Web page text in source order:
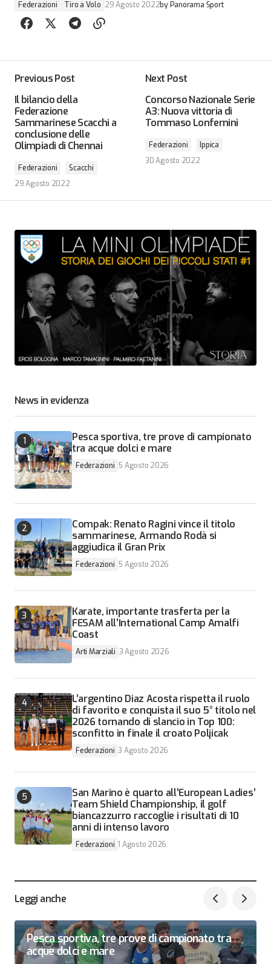
Federazioni Tiro a Volo 29 Agosto 2022byPanorama Sport
Previous Post
Il bilancio della
Federazione
Sammarinese Scacchi a
conclusione delle
Olimpiadi di Chennai
Federazioni
Scacchi
29 Agosto 2022
Next Post
Concorso Nazionale Serie
A3: Nuova vittoria di
Tommaso Lonfernini
Federazioni
Ippica
30 Agosto 2022
News in evidenza
Pesca sportiva, tre prove di campionato
tra acque dolci e mare
Federazioni 5 Agosto 2026
Compak: Renato Ragini vince il titolo
sammarinese, Armando Rodà si
aggiudica il Gran Prix
Federazioni 5 Agosto 2026
Karate, importante trasferta per la
FESAM all’International Camp Amalfi
Coast
Arti Marziali 3 Agosto 2026
L’argentino Diaz Acosta rispetta il ruolo
di favorito e conquista il suo 5° titolo nel
2026 tornando di slancio in Top 100:
sconfitto in finale il croato Poljicak
Federazioni 3 Agosto 2026
San Marino è quarto all’European Ladies’
Team Shield Championship, il golf
biancazzurro raccoglie i risultati di 10
anni di intenso lavoro
Federazioni 1 Agosto 2026
Leggi anche
Pesca sportiva, tre prove di campionato tra
acque dolci e mare